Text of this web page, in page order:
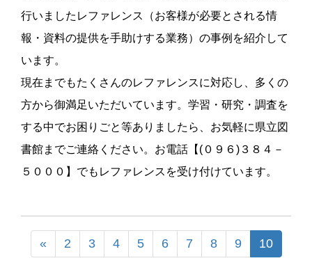
行いましたレファレンス（お客様が必要とされる情
報・資料の提供を手助けする業務）の事例を紹介して
います。
現在までもたくさんのレファレンスに対応し、多くの
方から御満足いただいています。学習・研究・調査を
する中でお困りごと等ありましたら、お気軽に県立図
書館までご連絡ください。 お電話【 (０９６ ) ３８４－
５０００】でもレファレンスを受け付けています。
« 2 3 4 5 6 7 8 9 10